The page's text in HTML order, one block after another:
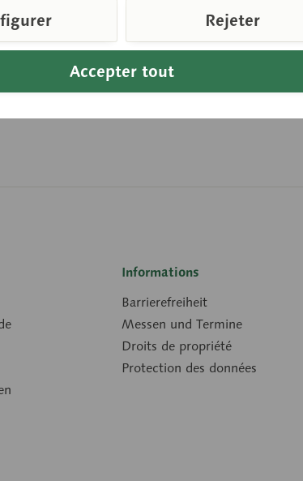
Référence
Poids (en
Informations
Barrierefreiheit
Messen und Termine
Droits de propriété
Protection des données
Accepter tout
Rejeter